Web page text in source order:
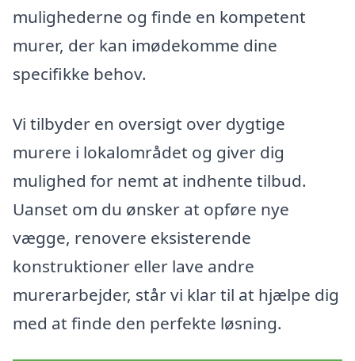
mulighederne og finde en kompetent
murer, der kan imødekomme dine
specifikke behov.
Vi tilbyder en oversigt over dygtige
murere i lokalområdet og giver dig
mulighed for nemt at indhente tilbud.
Uanset om du ønsker at opføre nye
vægge, renovere eksisterende
konstruktioner eller lave andre
murerarbejder, står vi klar til at hjælpe dig
med at finde den perfekte løsning.